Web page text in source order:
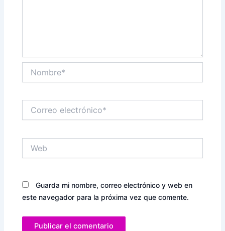
electrónico*
Guarda mi nombre, correo electrónico y web en
este navegador para la próxima vez que comente.